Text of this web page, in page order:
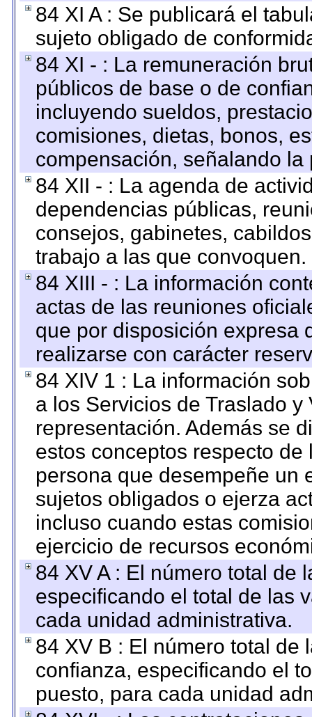
84 XI A : Se publicará el
sujeto obligado de
84 XI - : La remuneración
públicos de base o de
incluyendo sueldos,
comisiones, dietas, bonos,
compensación, señalando
84 XII - : La agenda de
dependencias públicas,
consejos, gabinetes,
trabajo a las que convoquen.
84 XIII - : La información
actas de las reuniones
que por disposición expresa
realizarse con carácter
84 XIV 1 : La información
a los Servicios de Traslado
representación. Además se
estos conceptos respecto
persona que desempeñe un
sujetos obligados o ejerza
incluso cuando estas
ejercicio de recursos
84 XV A : El número total de
especificando el total de las
cada unidad administrativa.
84 XV B : El número total de
confianza, especificando el
puesto, para cada unidad